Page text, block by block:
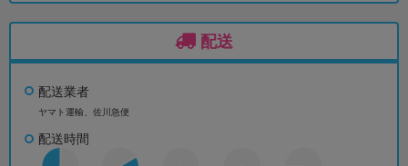
配送
配送業者
ヤマト運輸、佐川急便
配送時間